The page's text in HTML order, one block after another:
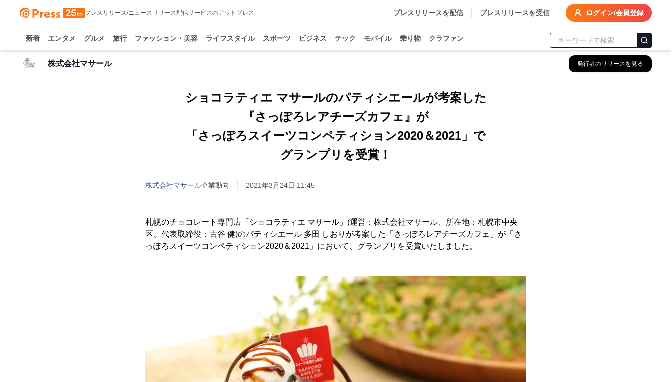
プレスリリース/ニュースリリース配信サービスのアットプレス プレスリリースを配信 プレスリリースを受信 ログイン/会員登録
新着 エンタメ グルメ 旅行 ファッション・美容 ライフスタイル スポーツ ビジネス テック モバイル 乗り物 クラファン
株式会社マサール 発行者のリリースを見る
ショコラティエ マサールのパティシエールが考案した
『さっぽろレアチーズカフェ』が
「さっぽろスイーツコンペティション2020＆2021」で
グランプリを受賞！
株式会社マサール企業動向 2021年3月24日 11:45
札幌のチョコレート専門店「ショコラティエ マサール」(運営：株式会社マサール、所在地：札幌市中央
区、代表取締役：古谷 健)のパティシエール 多田 しおりが考案した「さっぽろレアチーズカフェ」が「さ
っぽろスイーツコンペティション2020＆2021」において、グランプリを受賞いたしました。